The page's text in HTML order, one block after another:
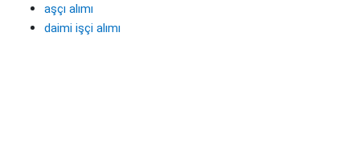
aşçı alımı
daimi işçi alımı